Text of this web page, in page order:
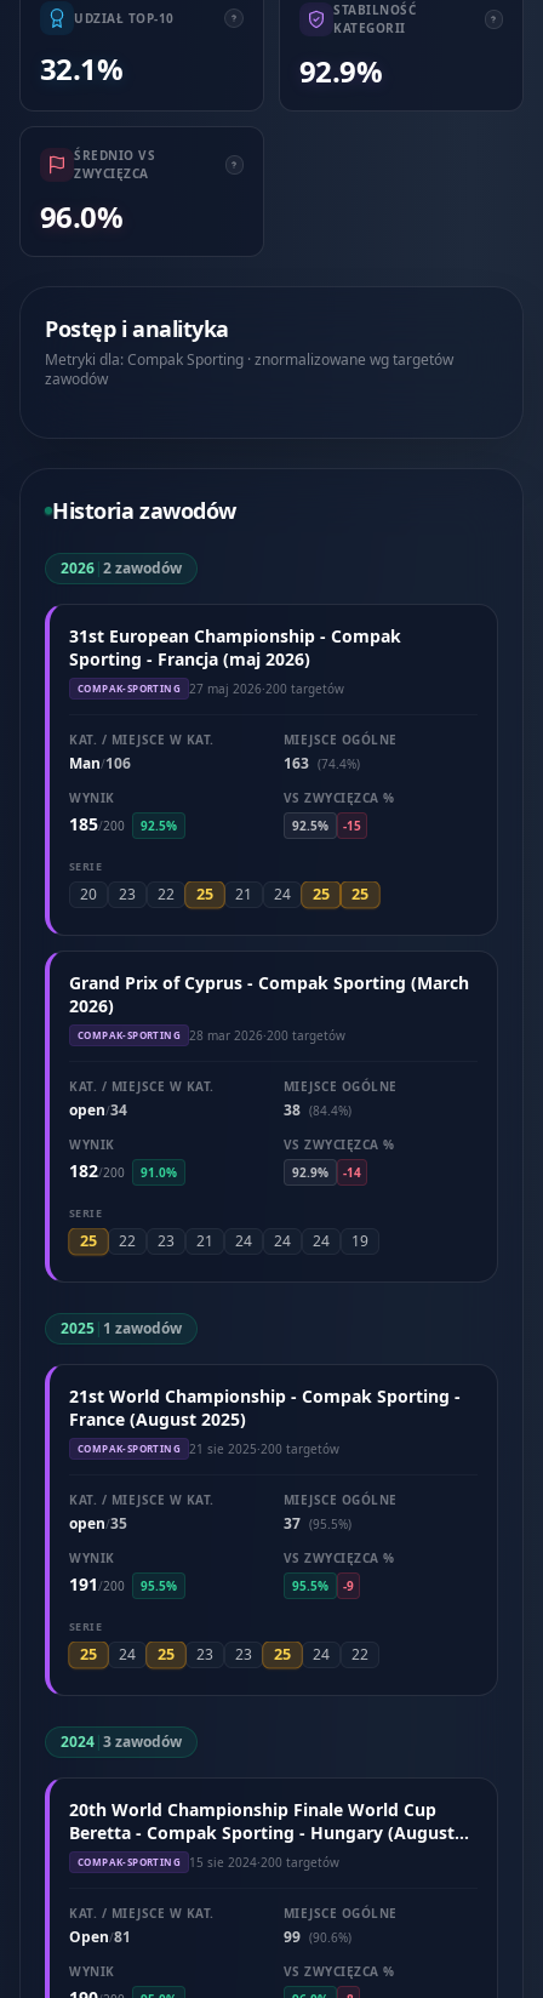
UDZIAŁ TOP-10
32.1%
STABILNOŚĆ
KATEGORII
92.9%
ŚREDNIO VS
ZWYCIĘZCA
96.0%
Postęp i analityka
Metryki dla: Compak Sporting · znormalizowane wg targetów
zawodów
Historia zawodów
2026|2 zawodów
31st European Championship - Compak
Sporting - Francja (maj 2026)
COMPAK-SPORTING 27 maj 2026·200 targetów
KAT. / MIEJSCE W KAT.
Man/106
MIEJSCE OGÓLNE
163 (74.4%)
WYNIK
185/200 92.5%
VS ZWYCIĘZCA %
92.5%
-15
SERIE
20 23 22 25 21 24 25 25
Grand Prix of Cyprus - Compak Sporting (March
2026)
COMPAK-SPORTING 28 mar 2026·200 targetów
KAT. / MIEJSCE W KAT.
open/34
MIEJSCE OGÓLNE
38 (84.4%)
WYNIK
182/200 91.0%
VS ZWYCIĘZCA %
92.9%
-14
SERIE
25 22 23 21 24 24 24 19
2025| 1 zawodów
21st World Championship - Compak Sporting -
France (August 2025)
COMPAK-SPORTING 21 sie 2025·200 targetów
KAT. / MIEJSCE W KAT.
open/35
MIEJSCE OGÓLNE
37 (95.5%)
WYNIK
191/200 95.5%
VS ZWYCIĘZCA %
95.5%
-9
SERIE
25 24 25 23 23 25 24 22
2024|3 zawodów
20th World Championship Finale World Cup
Beretta - Compak Sporting - Hungary (August
2024)
COMPAK-SPORTING 15 sie 2024·200 targetów
KAT. / MIEJSCE W KAT.
Open/81
MIEJSCE OGÓLNE
99 (90.6%)
WYNIK
VS ZWYCIĘZCA %